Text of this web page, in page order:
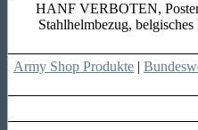
HANF VERBOTEN,
Stahlhelmbezug,
Army Shop Produkte |